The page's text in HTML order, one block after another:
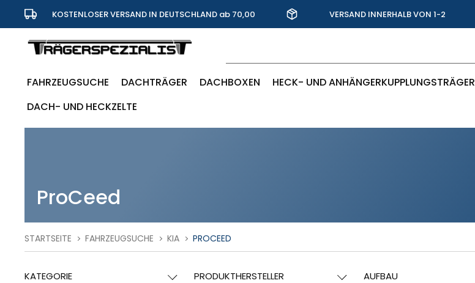
KOSTENLOSER VERSAND IN DEUTSCHLAND ab 70,00
Euro
VERSAND INNERHALB VON 1-2
FAHRZEUGSUCHE DACHTRÄGER DACHBOXEN HECK- UND ANHÄNGERKUPPLUNGSTRÄGER
DACH- UND HECKZELTE
ProCeed
STARTSEITE FAHRZEUGSUCHE KIA PROCEED
KATEGORIE PRODUKTHERSTELLER AUFBAU